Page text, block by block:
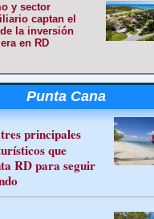
y sector
captan el
la inversión
en RD
Punta Cana
principales
que
RD para seguir